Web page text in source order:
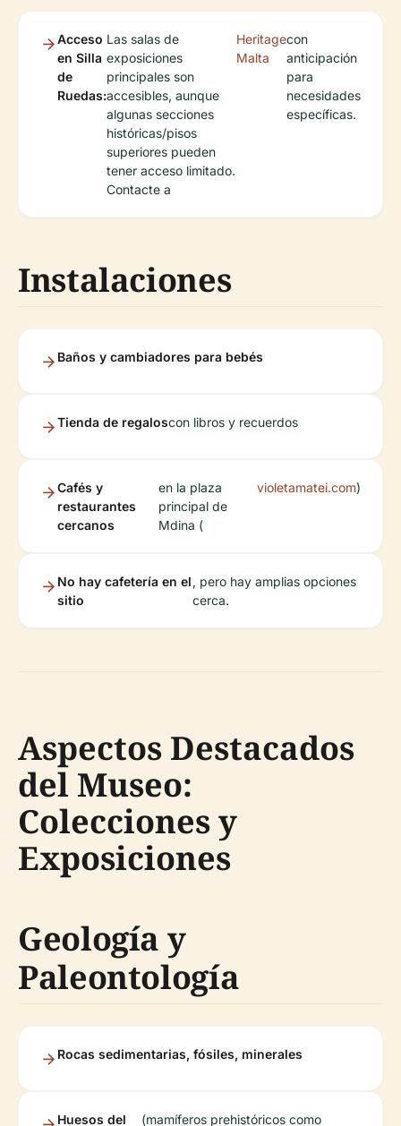
Acceso
en Silla
de
Ruedas:
Las salas de
exposiciones
principales son
accesibles, aunque
algunas secciones
históricas/pisos
superiores pueden
tener acceso limitado.
Contacte a
Heritage
Malta
con
anticipación
para
necesidades
específicas.
Instalaciones
Baños y cambiadores para bebés
Tienda de regaloscon libros y recuerdos
Cafés y
restaurantes
cercanos
en la plaza
principal de
Mdina (
violetamatei.com)
No hay cafetería en el
sitio
, pero hay amplias opciones
cerca.
Aspectos Destacados
del Museo:
Colecciones y
Exposiciones
Geología y
Paleontología
Rocas sedimentarias, fósiles, minerales
Huesos del (mamíferos prehistóricos como